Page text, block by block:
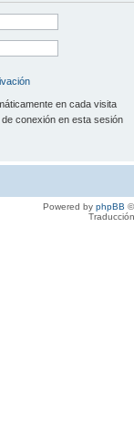
en cada visita
conexión en esta sesión
Powered by phpBB